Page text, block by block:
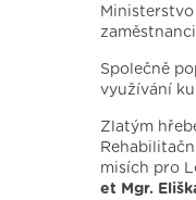
Společně
využívání
Zlatým
misích pro
et Mgr.